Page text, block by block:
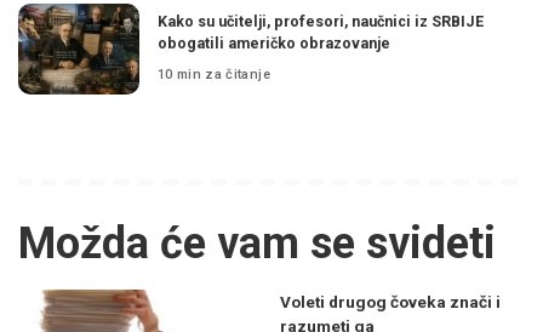
Kako su učitelji, profesori, naučnici iz SRBIJE
obogatili američko obrazovanje
10 min za čitanje
Možda će vam se svideti
Voleti drugog čoveka znači i
razumeti ga